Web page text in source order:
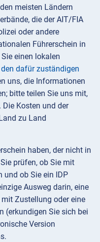
meisten Ländern
die der AIT/FIA
oder andere
Führerschein in
einen lokalen
den dafür zuständigen
uns, die Informationen
bitte teilen Sie uns mit,
Kosten und der
zu Land
haben, der nicht in
prüfen, ob Sie mit
und ob Sie ein IDP
Ausweg darin, eine
Zustellung oder eine
(erkundigen Sie sich bei
Version